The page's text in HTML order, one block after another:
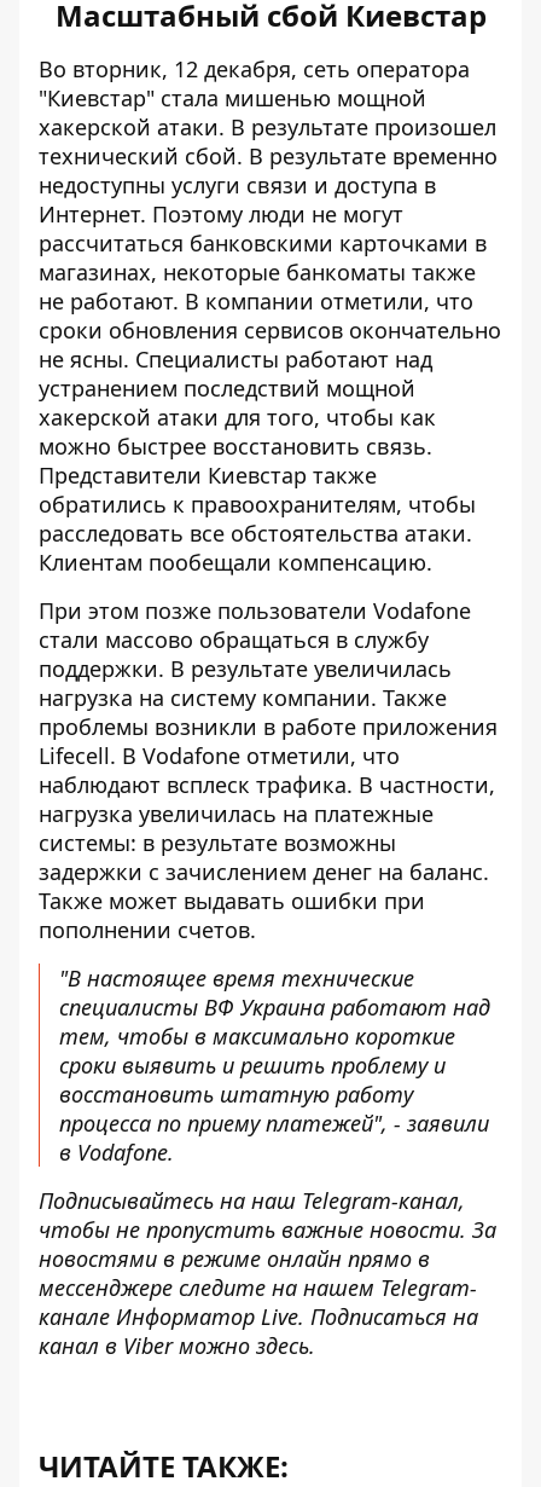
Масштабный сбой Киевстар
Во вторник, 12 декабря, сеть оператора
"Киевстар" стала мишенью мощной
хакерской атаки. В результате произошел
технический сбой. В результате временно
недоступны услуги связи и доступа в
Интернет. Поэтому люди не могут
рассчитаться банковскими карточками в
магазинах, некоторые банкоматы также
не работают. В компании отметили, что
сроки обновления сервисов окончательно
не ясны. Специалисты работают над
устранением последствий мощной
хакерской атаки для того, чтобы как
можно быстрее восстановить связь.
Представители Киевстар также
обратились к правоохранителям, чтобы
расследовать все обстоятельства атаки.
Клиентам пообещали компенсацию.
При этом позже пользователи Vodafone
стали массово обращаться в службу
поддержки. В результате увеличилась
нагрузка на систему компании. Также
проблемы возникли в работе приложения
Lifecell. В Vodafone отметили, что
наблюдают всплеск трафика. В частности,
нагрузка увеличилась на платежные
системы: в результате возможны
задержки с зачислением денег на баланс.
Также может выдавать ошибки при
пополнении счетов.
"В настоящее время технические
специалисты ВФ Украина работают над
тем, чтобы в максимально короткие
сроки выявить и решить проблему и
восстановить штатную работу
процесса по приему платежей", - заявили
в Vodafone.
Подписывайтесь на наш Telegram-канал,
чтобы не пропустить важные новости. За
новостями в режиме онлайн прямо в
мессенджере следите на нашем Telegram-
канале Информатор Live. Подписаться на
канал в Viber можно здесь.
ЧИТАЙТЕ ТАКЖЕ: